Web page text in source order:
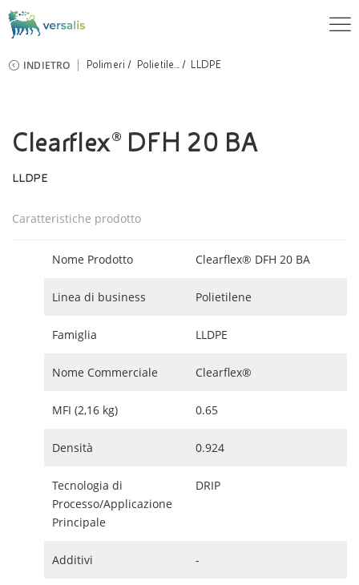
INDIETRO Polimeri Polietile... LLDPE
Clearflex® DFH 20 BA
LLDPE
Caratteristiche prodotto
Nome Prodotto Clearflex® DFH 20 BA
Linea di business Polietilene
Famiglia LLDPE
Nome Commerciale Clearflex®
MFI (2,16 kg) 0.65
Densità 0.924
Tecnologia di
Processo/Applicazione
Principale
DRIP
Additivi -